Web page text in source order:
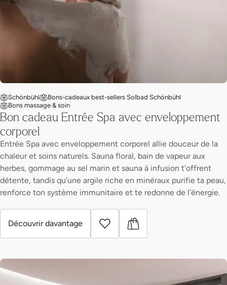
Schönbühl
Bons-cadeaux best-sellers Solbad Schönbühl
Bons massage & soin
Bon cadeau Entrée Spa avec enveloppement
corporel
Entrée Spa avec enveloppement corporel allie douceur de la
chaleur et soins naturels. Sauna floral, bain de vapeur aux
herbes, gommage au sel marin et sauna à infusion t’offrent
détente, tandis qu’une argile riche en minéraux purifie ta peau,
renforce ton système immunitaire et te redonne de l’énergie.
Découvrir davantage